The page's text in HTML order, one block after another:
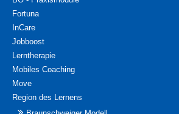
Fortuna
InCare
Jobboost
Lerntherapie
Mobiles Coaching
Move
Region des Lernens